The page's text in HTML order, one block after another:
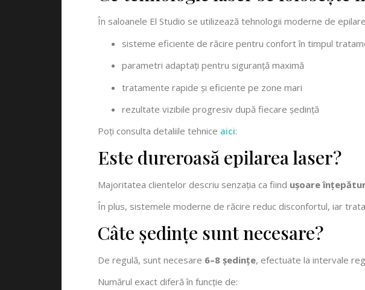
În saloanele El Studio se utilizează tehnologii moderne de
sisteme eficiente de răcire pentru confort în timpul
parametri adaptați pentru siguranță maximă
tratamente rapide și eficiente pe zone mari
rezultate vizibile progresiv după fiecare ședință
Poți consulta detaliile tehnice aici:
Este dureroasă epilarea laser?
Majoritatea clientelor descriu senzația ca fiind ușoare
În plus, sistemele moderne de răcire reduc disconfortul, iar
Câte ședințe sunt necesare?
De regulă, sunt necesare 6–8 ședințe, efectuate la intervale
Numărul exact diferă în funcție de: